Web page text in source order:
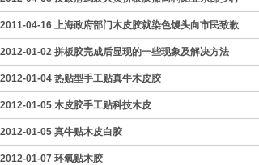
2011-04-16 上海政府部门木皮胶就染色馒头向市民致歉
2012-01-02 拼板胶完成后显现的一些现象及解决方法
2012-01-04 热贴型手工贴真牛木皮胶
2012-01-05 木皮胶手工贴科技木皮
2012-01-05 真牛贴木皮白胶
2012-01-07 环氧贴木胶